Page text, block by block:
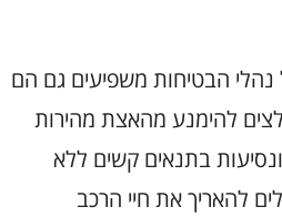
נהלי הבטיחות משפיעים גם הם
להימנע מהאצת מהירות
בתנאים קשים ללא
להאריך את חיי הרכב